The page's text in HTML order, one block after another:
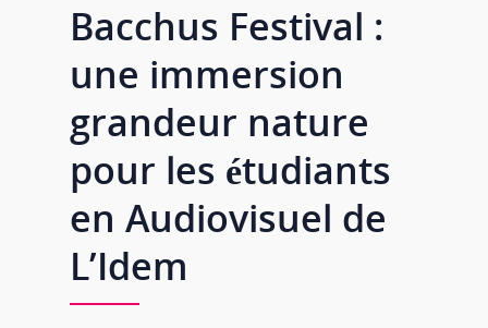
Bacchus Festival :
une immersion
grandeur nature
pour les étudiants
en Audiovisuel de
L’Idem